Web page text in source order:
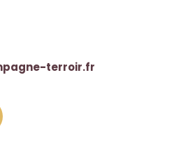
terroir.fr